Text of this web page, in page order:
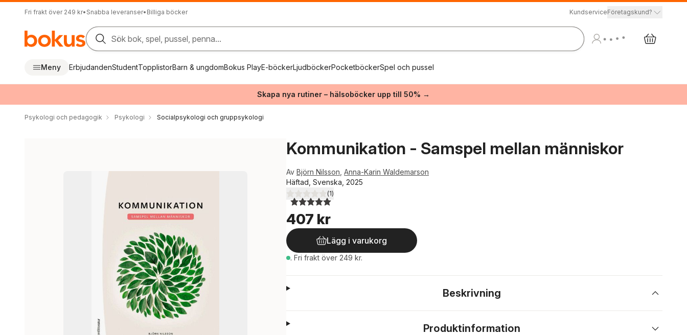
Fri frakt över 249 kr• Snabba leveranser• Billiga böcker KundserviceFöretagskund?
Sök bok, spel, pussel, penna...
Meny ErbjudandenStudentTopplistorBarn & ungdomBokus PlayE-böckerLjudböckerPocketböckerSpel och pussel
Skapa nya rutiner – hälsoböcker upp till 50% →
Psykologi och pedagogik Psykologi Socialpsykologi och gruppsykologi
Kommunikation - Samspel mellan människor
Av Björn Nilsson Anna-Karin Waldemarson
Häftad, Svenska, 2025
5,0utav 5 stjärnor. Totalt antal röster:
(1)
407 kr
Lägg i varukorg
. Fri frakt över 249 kr.
Beskrivning
Produktinformation